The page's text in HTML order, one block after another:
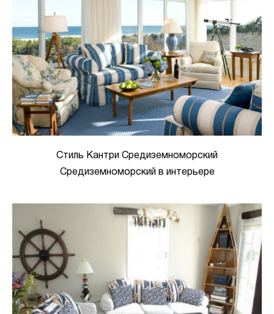
Стиль Кантри Средиземноморский
Средиземноморский в интерьере